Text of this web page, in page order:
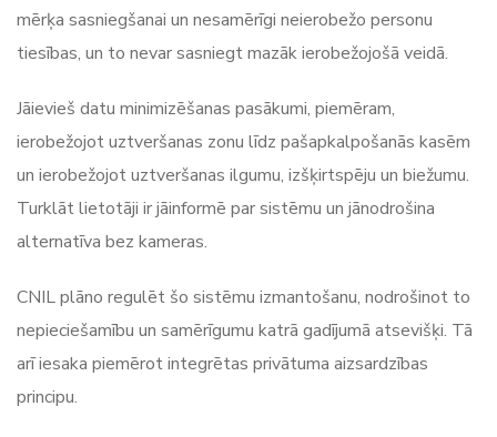
mērķa sasniegšanai un nesamērīgi neierobežo personu
tiesības, un to nevar sasniegt mazāk ierobežojošā veidā.
Jāievieš datu minimizēšanas pasākumi, piemēram,
ierobežojot uztveršanas zonu līdz pašapkalpošanās kasēm
un ierobežojot uztveršanas ilgumu, izšķirtspēju un biežumu.
Turklāt lietotāji ir jāinformē par sistēmu un jānodrošina
alternatīva bez kameras.
CNIL plāno regulēt šo sistēmu izmantošanu, nodrošinot to
nepieciešamību un samērīgumu katrā gadījumā atsevišķi. Tā
arī iesaka piemērot integrētas privātuma aizsardzības
principu.